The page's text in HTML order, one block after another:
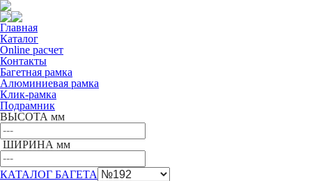
Главная
Каталог
Online расчет
Контакты
Багетная рамка
Алюминиевая рамка
Клик-рамка
Подрамник
ВЫСОТА мм
ШИРИНА мм
КАТАЛОГ БАГЕТА